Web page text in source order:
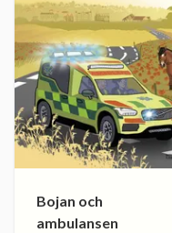
Bojan och
ambulansen